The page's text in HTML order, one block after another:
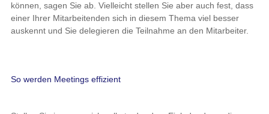
können, sagen Sie ab. Vielleicht stellen Sie aber auch fest, dass
einer Ihrer Mitarbeitenden sich in diesem Thema viel besser
auskennt und Sie delegieren die Teilnahme an den Mitarbeiter.
So werden Meetings effizient